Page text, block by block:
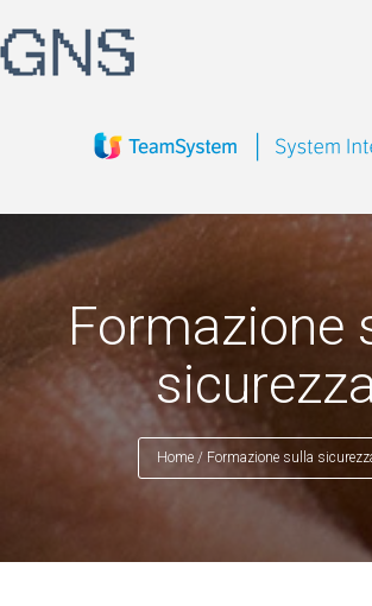
Formazione
Home / Formazione sulla